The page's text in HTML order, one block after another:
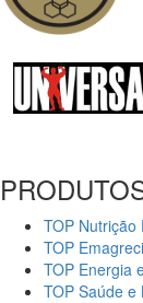
TOP Nutrição
TOP
TOP Energia
TOP Saúde e